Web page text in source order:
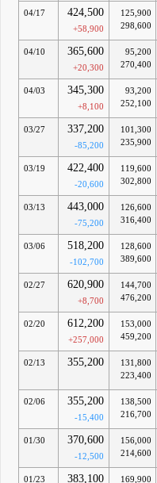
04/17 424,500
+58,900
125,900
298,600
04/10 365,600
+20,300
95,200
270,400
04/03 345,300
+8,100
93,200
252,100
03/27 337,200
-85,200
101,300
235,900
03/19 422,400
-20,600
119,600
302,800
03/13 443,000
-75,200
126,600
316,400
03/06 518,200
-102,700
128,600
389,600
02/27 620,900
+8,700
144,700
476,200
02/20 612,200
+257,000
153,000
459,200
02/13 355,200
131,800
223,400
02/06 355,200
-15,400
138,500
216,700
01/30 370,600
-12,500
156,000
214,600
01/23 383,100
169,900